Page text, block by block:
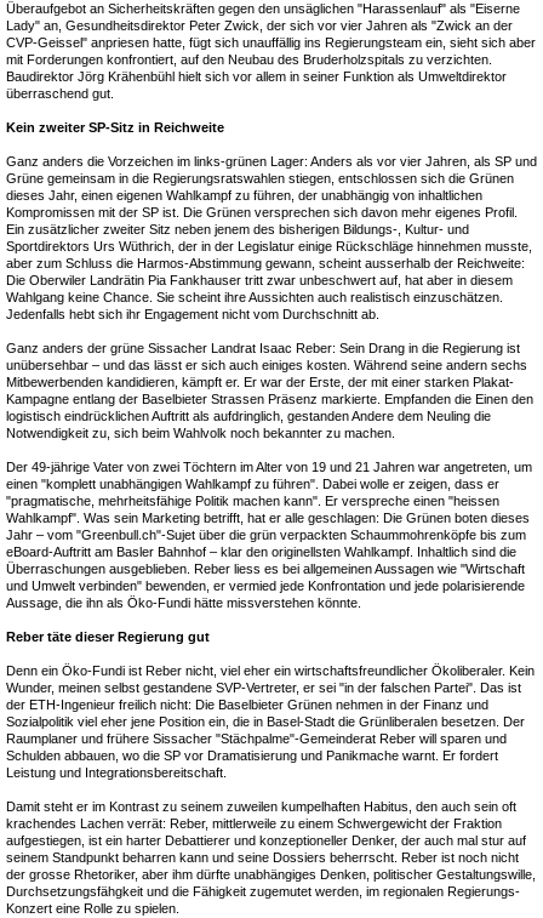
Überaufgebot an Sicherheitskräften gegen den unsäglichen "Harassenlauf" als "Eiserne
Lady" an, Gesundheitsdirektor Peter Zwick, der sich vor vier Jahren als "Zwick an der
CVP-Geissel" anpriesen hatte, fügt sich unauffällig ins Regierungsteam ein, sieht sich aber
mit Forderungen konfrontiert, auf den Neubau des Bruderholzspitals zu verzichten.
Baudirektor Jörg Krähenbühl hielt sich vor allem in seiner Funktion als Umweltdirektor
überraschend gut.
Kein zweiter SP-Sitz in Reichweite
Ganz anders die Vorzeichen im links-grünen Lager: Anders als vor vier Jahren, als SP und
Grüne gemeinsam in die Regierungsratswahlen stiegen, entschlossen sich die Grünen
dieses Jahr, einen eigenen Wahlkampf zu führen, der unabhängig von inhaltlichen
Kompromissen mit der SP ist. Die Grünen versprechen sich davon mehr eigenes Profil.
Ein zusätzlicher zweiter Sitz neben jenem des bisherigen Bildungs-, Kultur- und
Sportdirektors Urs Wüthrich, der in der Legislatur einige Rückschläge hinnehmen musste,
aber zum Schluss die Harmos-Abstimmung gewann, scheint ausserhalb der Reichweite:
Die Oberwiler Landrätin Pia Fankhauser tritt zwar unbeschwert auf, hat aber in diesem
Wahlgang keine Chance. Sie scheint ihre Aussichten auch realistisch einzuschätzen.
Jedenfalls hebt sich ihr Engagement nicht vom Durchschnitt ab.
Ganz anders der grüne Sissacher Landrat Isaac Reber: Sein Drang in die Regierung ist
unübersehbar – und das lässt er sich auch einiges kosten. Während seine andern sechs
Mitbewerbenden kandidieren, kämpft er. Er war der Erste, der mit einer starken Plakat-
Kampagne entlang der Baselbieter Strassen Präsenz markierte. Empfanden die Einen den
logistisch eindrücklichen Auftritt als aufdringlich, gestanden Andere dem Neuling die
Notwendigkeit zu, sich beim Wahlvolk noch bekannter zu machen.
Der 49-jährige Vater von zwei Töchtern im Alter von 19 und 21 Jahren war angetreten, um
einen "komplett unabhängigen Wahlkampf zu führen". Dabei wolle er zeigen, dass er
"pragmatische, mehrheitsfähige Politik machen kann". Er verspreche einen "heissen
Wahlkampf". Was sein Marketing betrifft, hat er alle geschlagen: Die Grünen boten dieses
Jahr – vom "Greenbull.ch"-Sujet über die grün verpackten Schaummohrenköpfe bis zum
eBoard-Auftritt am Basler Bahnhof – klar den originellsten Wahlkampf. Inhaltlich sind die
Überraschungen ausgeblieben. Reber liess es bei allgemeinen Aussagen wie "Wirtschaft
und Umwelt verbinden" bewenden, er vermied jede Konfrontation und jede polarisierende
Aussage, die ihn als Öko-Fundi hätte missverstehen könnte.
Reber täte dieser Regierung gut
Denn ein Öko-Fundi ist Reber nicht, viel eher ein wirtschaftsfreundlicher Ökoliberaler. Kein
Wunder, meinen selbst gestandene SVP-Vertreter, er sei "in der falschen Partei". Das ist
der ETH-Ingenieur freilich nicht: Die Baselbieter Grünen nehmen in der Finanz und
Sozialpolitik viel eher jene Position ein, die in Basel-Stadt die Grünliberalen besetzen. Der
Raumplaner und frühere Sissacher "Stächpalme"-Gemeinderat Reber will sparen und
Schulden abbauen, wo die SP vor Dramatisierung und Panikmache warnt. Er fordert
Leistung und Integrationsbereitschaft.
Damit steht er im Kontrast zu seinem zuweilen kumpelhaften Habitus, den auch sein oft
krachendes Lachen verrät: Reber, mittlerweile zu einem Schwergewicht der Fraktion
aufgestiegen, ist ein harter Debattierer und konzeptioneller Denker, der auch mal stur auf
seinem Standpunkt beharren kann und seine Dossiers beherrscht. Reber ist noch nicht
der grosse Rhetoriker, aber ihm dürfte unabhängiges Denken, politischer Gestaltungswille,
Durchsetzungsfähgkeit und die Fähigkeit zugemutet werden, im regionalen Regierungs-
Konzert eine Rolle zu spielen.